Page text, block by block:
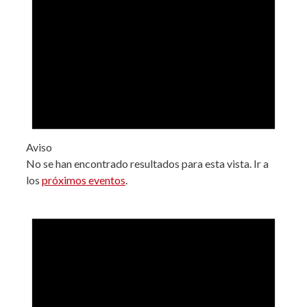
Aviso
No se han encontrado resultados para esta vista. Ir a
los próximos eventos.